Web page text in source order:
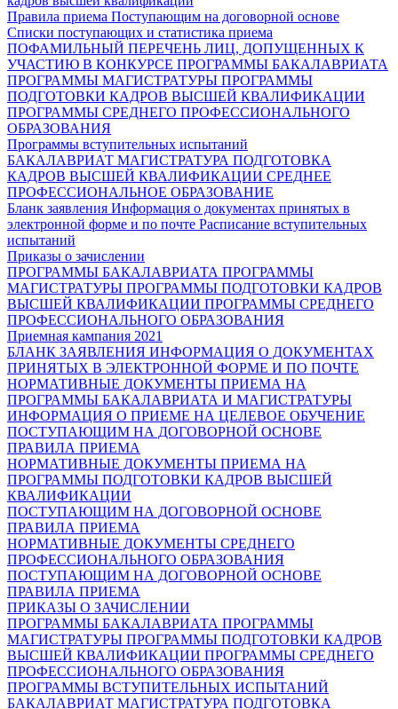
Правила приема Поступающим на договорной основе
Списки поступающих и статистика приема
ПОФАМИЛЬНЫЙ ПЕРЕЧЕНЬ ЛИЦ, ДОПУЩЕННЫХ К
УЧАСТИЮ В КОНКУРСЕ ПРОГРАММЫ БАКАЛАВРИАТА
ПРОГРАММЫ МАГИСТРАТУРЫ ПРОГРАММЫ
ПОДГОТОВКИ КАДРОВ ВЫСШЕЙ КВАЛИФИКАЦИИ
ПРОГРАММЫ СРЕДНЕГО ПРОФЕССИОНАЛЬНОГО
ОБРАЗОВАНИЯ
Программы вступительных испытаний
БАКАЛАВРИАТ МАГИСТРАТУРА ПОДГОТОВКА
КАДРОВ ВЫСШЕЙ КВАЛИФИКАЦИИ СРЕДНЕЕ
ПРОФЕССИОНАЛЬНОЕ ОБРАЗОВАНИЕ
Бланк заявления Информация о документах принятых в
электронной форме и по почте Расписание вступительных
испытаний
Приказы о зачислении
ПРОГРАММЫ БАКАЛАВРИАТА ПРОГРАММЫ
МАГИСТРАТУРЫ ПРОГРАММЫ ПОДГОТОВКИ КАДРОВ
ВЫСШЕЙ КВАЛИФИКАЦИИ ПРОГРАММЫ СРЕДНЕГО
ПРОФЕССИОНАЛЬНОГО ОБРАЗОВАНИЯ
Приемная кампания 2021
БЛАНК ЗАЯВЛЕНИЯ ИНФОРМАЦИЯ О ДОКУМЕНТАХ
ПРИНЯТЫХ В ЭЛЕКТРОННОЙ ФОРМЕ И ПО ПОЧТЕ
НОРМАТИВНЫЕ ДОКУМЕНТЫ ПРИЕМА НА
ПРОГРАММЫ БАКАЛАВРИАТА И МАГИСТРАТУРЫ
ИНФОРМАЦИЯ О ПРИЕМЕ НА ЦЕЛЕВОЕ ОБУЧЕНИЕ
ПОСТУПАЮЩИМ НА ДОГОВОРНОЙ ОСНОВЕ
ПРАВИЛА ПРИЕМА
НОРМАТИВНЫЕ ДОКУМЕНТЫ ПРИЕМА НА
ПРОГРАММЫ ПОДГОТОВКИ КАДРОВ ВЫСШЕЙ
КВАЛИФИКАЦИИ
ПОСТУПАЮЩИМ НА ДОГОВОРНОЙ ОСНОВЕ
ПРАВИЛА ПРИЕМА
НОРМАТИВНЫЕ ДОКУМЕНТЫ СРЕДНЕГО
ПРОФЕССИОНАЛЬНОГО ОБРАЗОВАНИЯ
ПОСТУПАЮЩИМ НА ДОГОВОРНОЙ ОСНОВЕ
ПРАВИЛА ПРИЕМА
ПРИКАЗЫ О ЗАЧИСЛЕНИИ
ПРОГРАММЫ БАКАЛАВРИАТА ПРОГРАММЫ
МАГИСТРАТУРЫ ПРОГРАММЫ ПОДГОТОВКИ КАДРОВ
ВЫСШЕЙ КВАЛИФИКАЦИИ ПРОГРАММЫ СРЕДНЕГО
ПРОФЕССИОНАЛЬНОГО ОБРАЗОВАНИЯ
ПРОГРАММЫ ВСТУПИТЕЛЬНЫХ ИСПЫТАНИЙ
БАКАЛАВРИАТ МАГИСТРАТУРА ПОДГОТОВКА